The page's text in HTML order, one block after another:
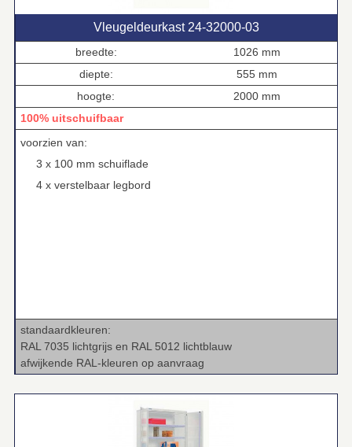
Vleugeldeurkast 24‑32000‑03
breedte:
1026 mm
diepte:
555 mm
hoogte:
2000 mm
100% uitschuifbaar
voorzien van:
3 x 100 mm schuiflade
4 x verstelbaar legbord
standaardkleuren:
RAL 7035 lichtgrijs en RAL 5012 lichtblauw
afwijkende RAL‑kleuren op aanvraag